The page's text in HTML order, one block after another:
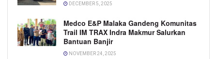
DECEMBER 5, 2025
Medco E&P Malaka Gandeng Komunitas
Trail IM TRAX Indra Makmur Salurkan
Bantuan Banjir
NOVEMBER 24, 2025